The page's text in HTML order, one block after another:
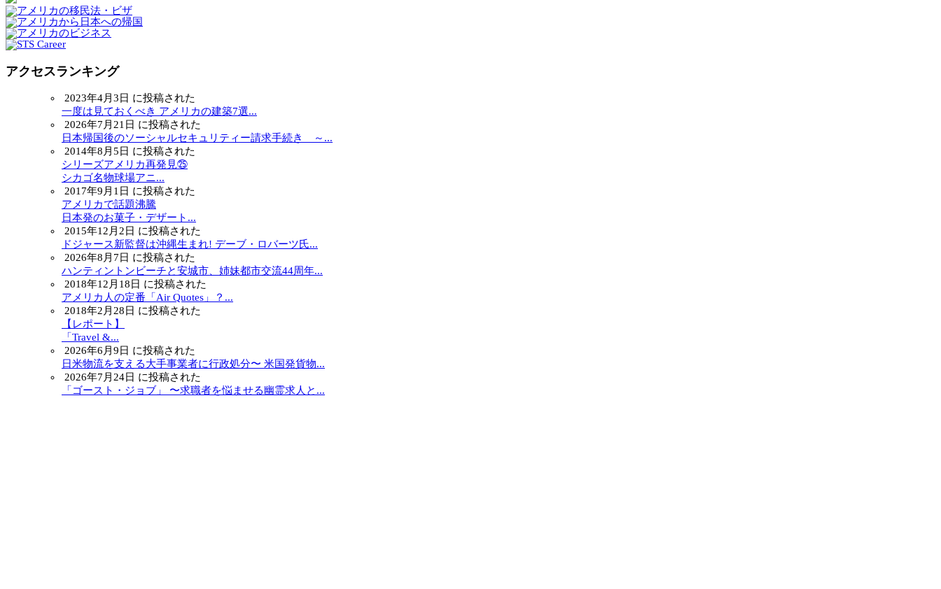
アクセスランキング
2023年4月3日 に投稿された
一度は見ておくべき アメリカの建築7選...
2026年7月21日 に投稿された
日本帰国後のソーシャルセキュリティー請求手続き ～...
2014年8月5日 に投稿された
シリーズアメリカ再発見㉕
シカゴ名物球場アニ...
2017年9月1日 に投稿された
アメリカで話題沸騰
日本発のお菓子・デザート...
2015年12月2日 に投稿された
ドジャース新監督は沖縄生まれ! デーブ・ロバーツ氏...
2026年8月7日 に投稿された
ハンティントンビーチと安城市、姉妹都市交流44周年...
2018年12月18日 に投稿された
アメリカ人の定番「Air Quotes」？...
2018年2月28日 に投稿された
【レポート】
「Travel &...
2026年6月9日 に投稿された
日米物流を支える大手事業者に行政処分〜 米国発貨物...
2026年7月24日 に投稿された
「ゴースト・ジョブ」 〜求職者を悩ませる幽霊求人と...